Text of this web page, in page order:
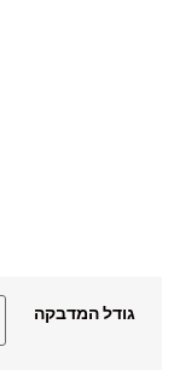
גודל המדבקה